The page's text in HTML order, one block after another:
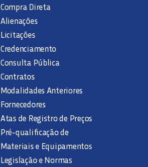
Compra Direta
Alienações
Licitações
Credenciamento
Consulta Pública
Contratos
Modalidades Anteriores
Fornecedores
Atas de Registro de Preços
Pré-qualificação de
Materiais e Equipamentos
Legislação e Normas